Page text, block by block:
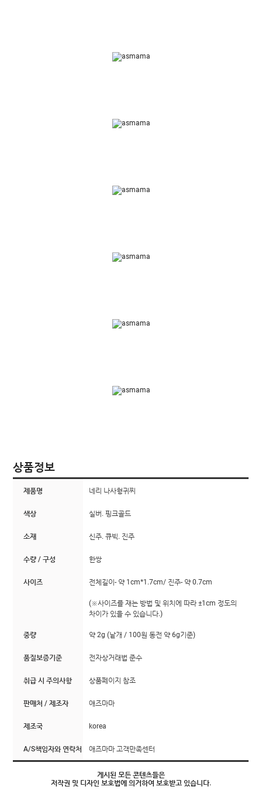
상품정보
제품명 네리 나사형귀찌
색상 실버. 핑크골드
소재 신주. 큐빅. 진주
수량 / 구성 한쌍
사이즈 전체길이- 약 1cm*1.7cm/ 진주- 약 0.7cm
(※사이즈를 재는 방법 및 위치에 따라 ±1cm 정도의
차이가 있을 수 있습니다.)
중량 약 2g (낱개 / 100원 동전 약 6g기준)
품질보증기준 전자상거래법 준수
취급 시 주의사항 상품페이지 참조
판매처 / 제조자 애즈마마
제조국 korea
A/S책임자와 연락처 애즈마마 고객만족센터
게시된 모든 콘텐츠들은
저작권 및 디자인 보호법에 의거하여 보호받고 있습니다.